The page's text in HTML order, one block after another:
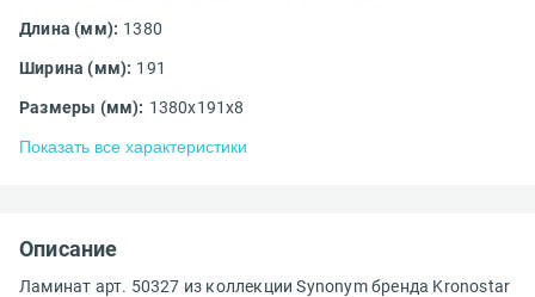
Длина (мм): 1380
Ширина (мм): 191
Размеры (мм): 1380x191x8
Показать все характеристики
Описание
Ламинат арт. 50327 из коллекции Synonym бренда Kronostar